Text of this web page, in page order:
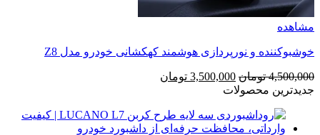
مشاهده
خوشبوکننده و نورپردازی هوشمند کهکشانی خودرو مدل Z8
4,500,000 تومان قیمت
اصلی
بود.
3,500,000 تومان
است.
جدیدترین محصولات